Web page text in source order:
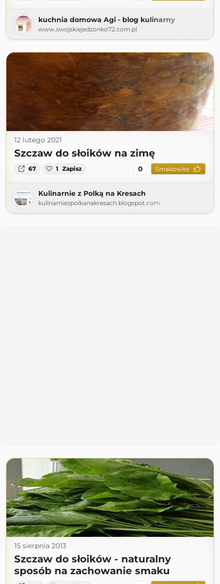
kuchnia domowa Agi - blog kulinarny
www.swojskiejedzonko72.com.pl
12 lutego 2021
Szczaw do słoików na zimę
67 1 Zapisz 0 Smakowite
Kulinarnie z Polką na Kresach
kulinarniezpolkanakresach.blogspot.com
15 sierpnia 2013
Szczaw do słoików - naturalny
sposób na zachowanie smaku